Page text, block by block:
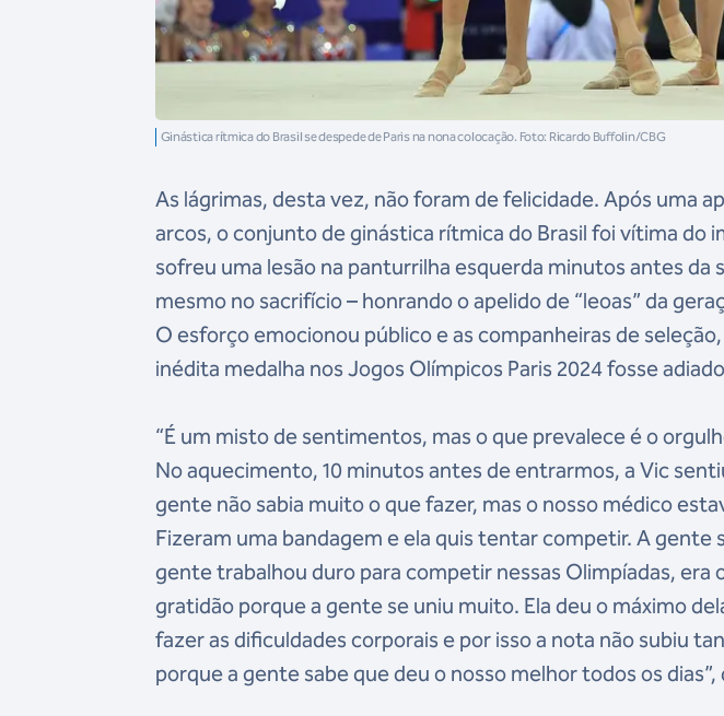
Ginástica rítmica do Brasil se despede de Paris na nona colocação. Foto: Ricardo Buffolin/CBG
As lágrimas, desta vez, não foram de felicidade. Após uma
arcos, o conjunto de ginástica rítmica do Brasil foi vítima do
sofreu uma lesão na panturrilha esquerda minutos antes da
mesmo no sacrifício – honrando o apelido de “leoas” da
O esforço emocionou público e as companheiras de
inédita medalha nos Jogos Olímpicos Paris 2024 fosse
“É um misto de sentimentos, mas o que prevalece é o
No aquecimento, 10 minutos antes de entrarmos, a Vic
gente não sabia muito o que fazer, mas o nosso médico
Fizeram uma bandagem e ela quis tentar competir. A gente
gente trabalhou duro para competir nessas Olimpíadas, era
gratidão porque a gente se uniu muito. Ela deu o máximo
fazer as dificuldades corporais e por isso a nota não subiu
porque a gente sabe que deu o nosso melhor todos os